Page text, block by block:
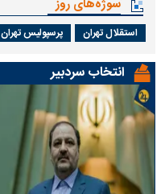
سوژه‌های روز
استقلال تهران پرسپولیس تهران
انتخاب سردبیر